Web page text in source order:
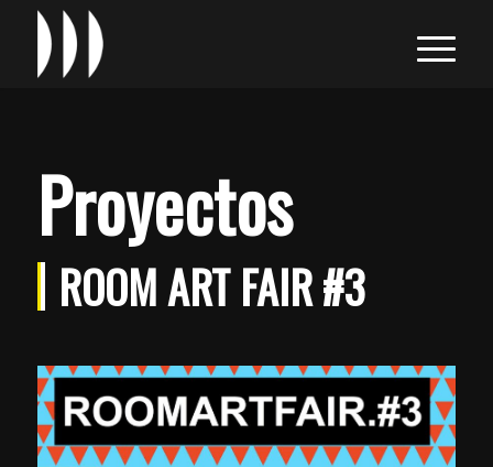
Proyectos
ROOM ART FAIR #3